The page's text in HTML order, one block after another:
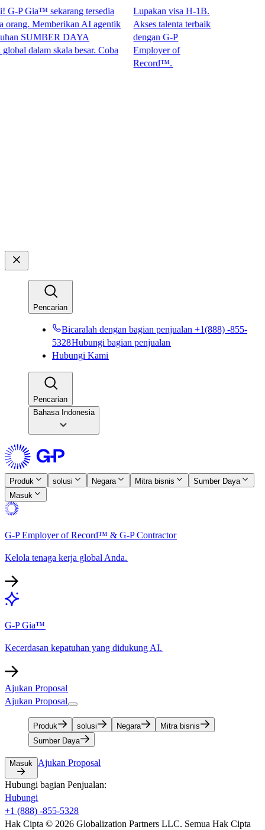
Gia™ sekarang tersedia
Memberikan AI agentik
SUMBER DAYA
dalam skala besar. Coba
Lupakan visa H-1B.
Akses talenta terbaik
dengan G-P
Employer of
Record™.​​
Pencarian​​
Bicaralah dengan bagian penjualan +1(888) -855-
5328​​Hubungi bagian penjualan​​
Hubungi Kami​​
Pencarian​​
Bahasa Indonesia
Produk​​ solusi​​ Negara​​ Mitra bisnis​​
Sumber Daya​​
Masuk​​
G-P Employer of Record™ & G-P Contractor​​
Kelola tenaga kerja global Anda.​​
G-P Gia™​​
Kecerdasan kepatuhan yang didukung AI.​​
Ajukan Proposal​​
Ajukan Proposal​​
Produk​​ solusi​​ Negara​​
Mitra bisnis​​
Sumber Daya​​
Masuk​​ Ajukan Proposal​​
Hubungi bagian Penjualan:​​
Hubungi​​
+1 (888) -855-5328​​
Hak Cipta © 2026 Globalization Partners LLC. Semua Hak Cipta